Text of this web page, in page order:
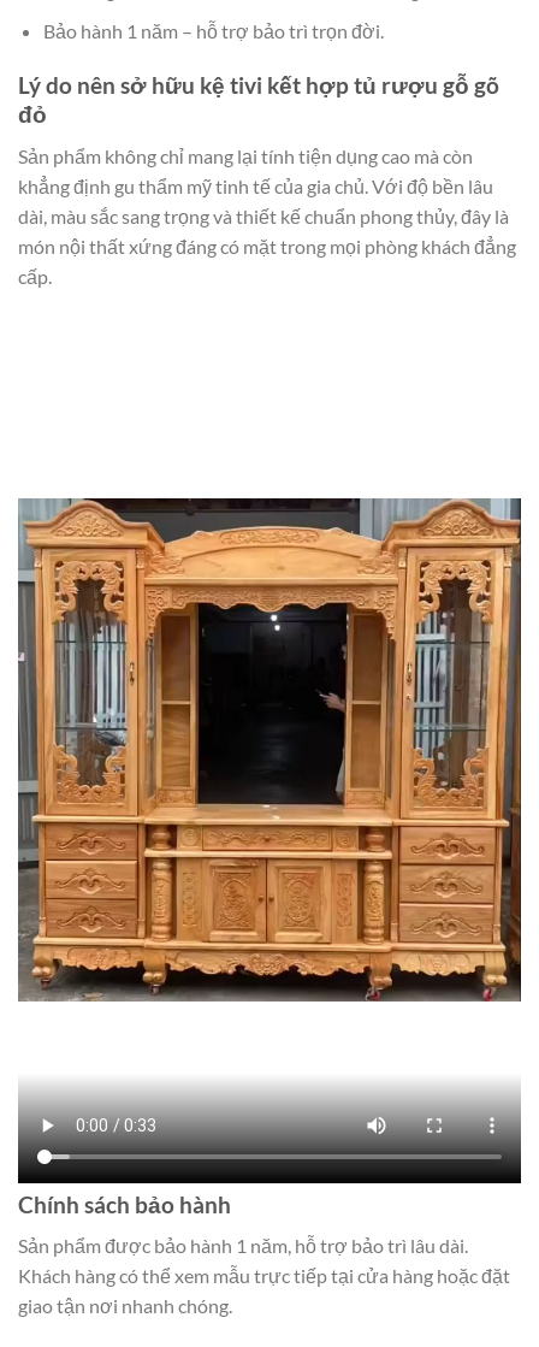
Bảo hành 1 năm – hỗ trợ bảo trì trọn đời.
Lý do nên sở hữu kệ tivi kết hợp tủ rượu gỗ gõ
đỏ
Sản phẩm không chỉ mang lại tính tiện dụng cao mà còn
khẳng định gu thẩm mỹ tinh tế của gia chủ. Với độ bền lâu
dài, màu sắc sang trọng và thiết kế chuẩn phong thủy, đây là
món nội thất xứng đáng có mặt trong mọi phòng khách đẳng
cấp.
Chính sách bảo hành
Sản phẩm được bảo hành 1 năm, hỗ trợ bảo trì lâu dài.
Khách hàng có thể xem mẫu trực tiếp tại cửa hàng hoặc đặt
giao tận nơi nhanh chóng.